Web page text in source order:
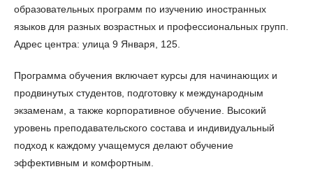
образовательных программ по изучению иностранных
языков для разных возрастных и профессиональных групп.
Адрес центра: улица 9 Января, 125.
Программа обучения включает курсы для начинающих и
продвинутых студентов, подготовку к международным
экзаменам, а также корпоративное обучение. Высокий
уровень преподавательского состава и индивидуальный
подход к каждому учащемуся делают обучение
эффективным и комфортным.